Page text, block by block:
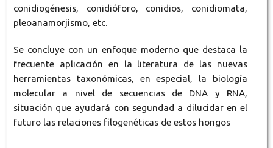
conidiogénesis, conidióforo, conidios, conidiomata,
pleoanamorjismo, etc.
Se concluye con un enfoque moderno que destaca la
frecuente aplicación en la literatura de las nuevas
herramientas taxonómicas, en especial, la biología
molecular a nivel de secuencias de DNA y RNA,
situación que ayudará con segundad a dilucidar en el
futuro las relaciones filogenéticas de estos hongos